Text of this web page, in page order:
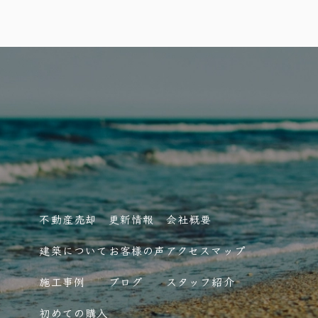
不動産売却
建築について
施工事例
初めての購入
更新情報
お客様の声
ブログ
会社概要
アクセスマップ
スタッフ紹介